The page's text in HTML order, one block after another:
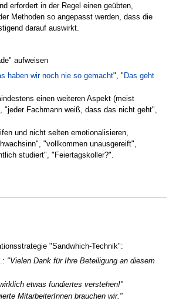
erfordert in der Regel einen geübten,
Methoden so angepasst werden, dass die
darauf auswirkt.
aufweisen
haben wir noch nie so gemacht", "Das geht
einen weiteren Aspekt (meist
Fachmann weiß, dass das nicht geht",
und nicht selten emotionalisieren,
"vollkommen unausgereift",
studiert", "Feiertagskoller?".
"Sandwhich-Technik":
"Vielen Dank für Ihre Beteiligung an diesem
etwas fundiertes verstehen!"
MitarbeiterInnen brauchen wir."